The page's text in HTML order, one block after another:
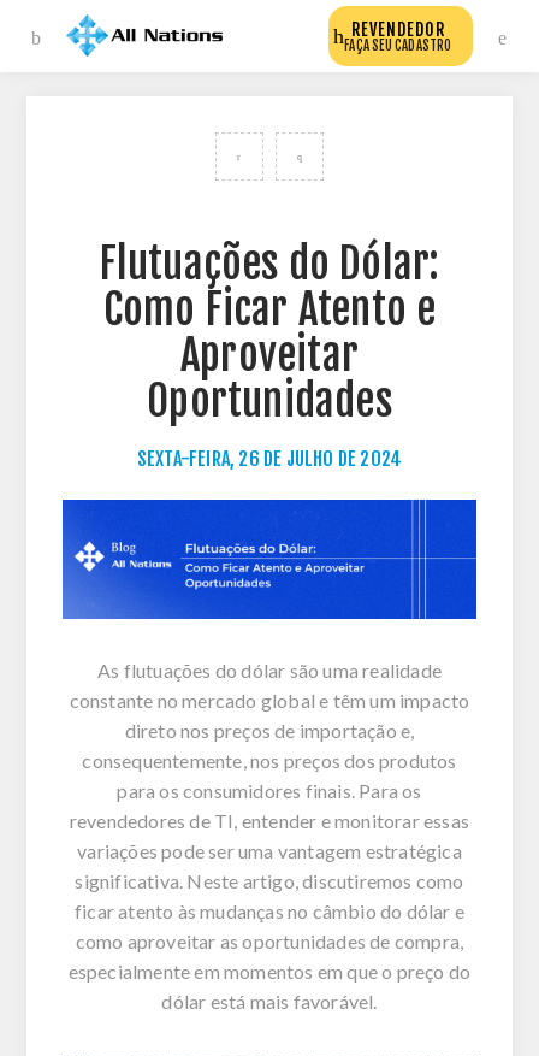
REVENDEDOR
FAÇA SEU CADASTRO
VOLTAR PARA TODOS OS POSTS DO BLOG
Flutuações do Dólar:
Como Ficar Atento e
Aproveitar
Oportunidades
SEXTA-FEIRA, 26 DE JULHO DE 2024
As flutuações do dólar são uma realidade
constante no mercado global e têm um impacto
direto nos preços de importação e,
consequentemente, nos preços dos produtos
para os consumidores finais. Para os
revendedores de TI, entender e monitorar essas
variações pode ser uma vantagem estratégica
significativa. Neste artigo, discutiremos como
ficar atento às mudanças no câmbio do dólar e
como aproveitar as oportunidades de compra,
especialmente em momentos em que o preço do
dólar está mais favorável.